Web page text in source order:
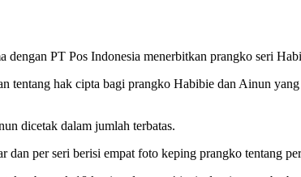
dengan PT Pos Indonesia menerbitkan prangko seri
tentang hak cipta bagi prangko Habibie dan Ainun
dicetak dalam jumlah terbatas.
dan per seri berisi empat foto keping prangko tentang